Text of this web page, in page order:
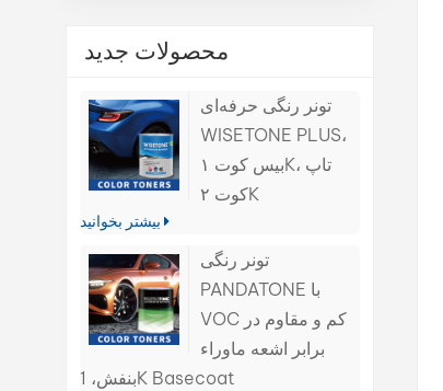
محصولات جدید
تونر رنگی حرفه‌ای
WISETONE PLUS،
بیس کوت ۱K، تاپ
کوت ۲K
تونر رنگی
PANDATONE با
VOC کم و مقاوم در
برابر اشعه ماوراء
بنفش، 1K Basecoat